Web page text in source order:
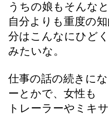
うちの娘もそんな
自分よりも重度の
分はこんなにひど
みたいな。
仕事の話の続きに
ーとかで、女性も
トレーラーやミキ